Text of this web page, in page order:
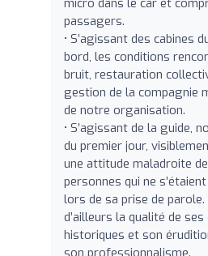
passagers.
• S’agissant des cabines
bord, les conditions
bruit, restauration
gestion de la compagnie
de notre organisation.
• S’agissant de la guide,
du premier jour,
une attitude maladroite
personnes qui ne
lors de sa prise de
d’ailleurs la qualité de
historiques et son
son professionnalisme.